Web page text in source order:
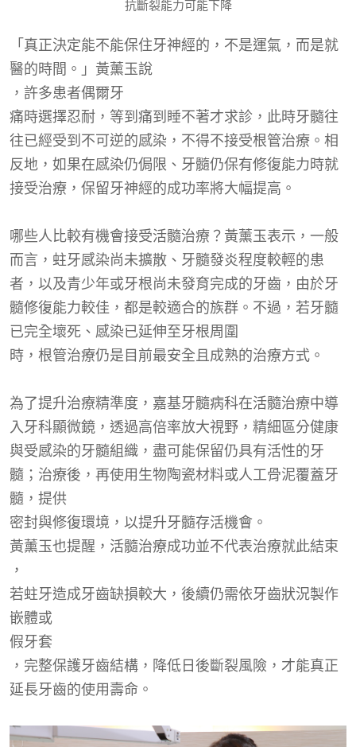
抗斷裂能力可能下降
「真正決定能不能保住牙神經的，不是運氣，而是就
醫的時間。」黃薰玉說
，許多患者偶爾牙
痛時選擇忍耐，等到痛到睡不著才求診，此時牙髓往
往已經受到不可逆的感染，不得不接受根管治療。相
反地，如果在感染仍侷限、牙髓仍保有修復能力時就
接受治療，保留牙神經的成功率將大幅提高。
哪些人比較有機會接受活髓治療？黃薰玉表示，一般
而言，蛀牙感染尚未擴散、牙髓發炎程度較輕的患
者，以及青少年或牙根尚未發育完成的牙齒，由於牙
髓修復能力較佳，都是較適合的族群。不過，若牙髓
已完全壞死、感染已延伸至牙根周圍
時 ，根管治療仍是目前最安全且成熟的治療方式。
為了提升治療精準度，嘉基牙髓病科在活髓治療中導
入牙科顯微鏡，透過高倍率放大視野，精細區分健康
與受感染的牙髓組織，盡可能保留仍具有活性的牙
髓；治療後，再使用生物陶瓷材料或人工骨泥覆蓋牙
髓，提供
密封與修復環境，以提升牙髓存活機會。
黃薰玉也提醒，活髓治療成功並不代表治療就此結束
，
若蛀牙造成牙齒缺損較大，後續仍需依牙齒狀況製作
嵌體或
假牙套
，完整保護牙齒結構，降低日後斷裂風險，才能真正
延長牙齒的使用壽命。